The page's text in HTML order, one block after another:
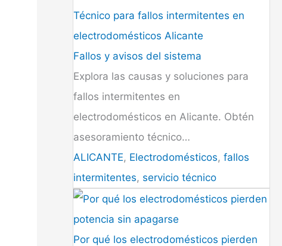
Técnico para fallos intermitentes en
electrodomésticos Alicante
Fallos y avisos del sistema
Explora las causas y soluciones para
fallos intermitentes en
electrodomésticos en Alicante. Obtén
asesoramiento técnico…
ALICANTE, Electrodomésticos, fallos
intermitentes, servicio técnico
Por qué los electrodomésticos pierden